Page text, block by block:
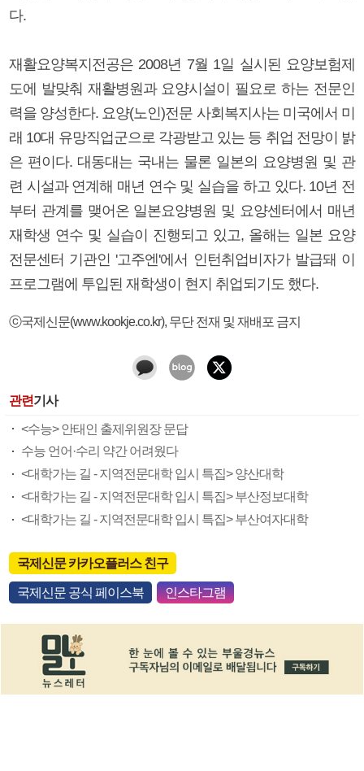
다.
재활요양복지전공은 2008년 7월 1일 실시된 요양보험제
도에 발맞춰 재활병원과 요양시설이 필요로 하는 전문인
력을 양성한다. 요양(노인)전문 사회복지사는 미국에서 미
래 10대 유망직업군으로 각광받고 있는 등 취업 전망이 밝
은 편이다. 대동대는 국내는 물론 일본의 요양병원 및 관
련 시설과 연계해 매년 연수 및 실습을 하고 있다. 10년 전
부터 관계를 맺어온 일본요양병원 및 요양센터에서 매년
재학생 연수 및 실습이 진행되고 있고, 올해는 일본 요양
전문센터 기관인 '고주엔'에서 인턴취업비자가 발급돼 이
프로그램에 투입된 재학생이 현지 취업되기도 했다.
ⓒ국제신문(www.kookje.co.kr), 무단 전재 및 재배포 금지
관련기사
<수능> 안태인 출제위원장 문답
수능 언어·수리 약간 어려웠다
<대학가는 길 - 지역전문대학 입시 특집> 양산대학
<대학가는 길 - 지역전문대학 입시 특집> 부산정보대학
<대학가는 길 - 지역전문대학 입시 특집> 부산여자대학
국제신문 카카오플러스 친구
국제신문 공식 페이스북 인스타그램